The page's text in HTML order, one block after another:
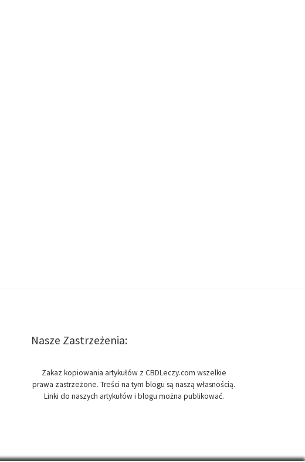
Nasze Zastrzeżenia:
Zakaz kopiowania artykułów z CBDLeczy.com wszelkie
prawa zastrzeżone. Treści na tym blogu są naszą własnością.
Linki do naszych artykułów i blogu można publikować.